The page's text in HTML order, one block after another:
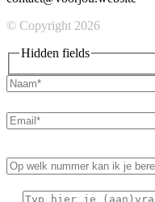
© Copyright 2026
Hidden fields